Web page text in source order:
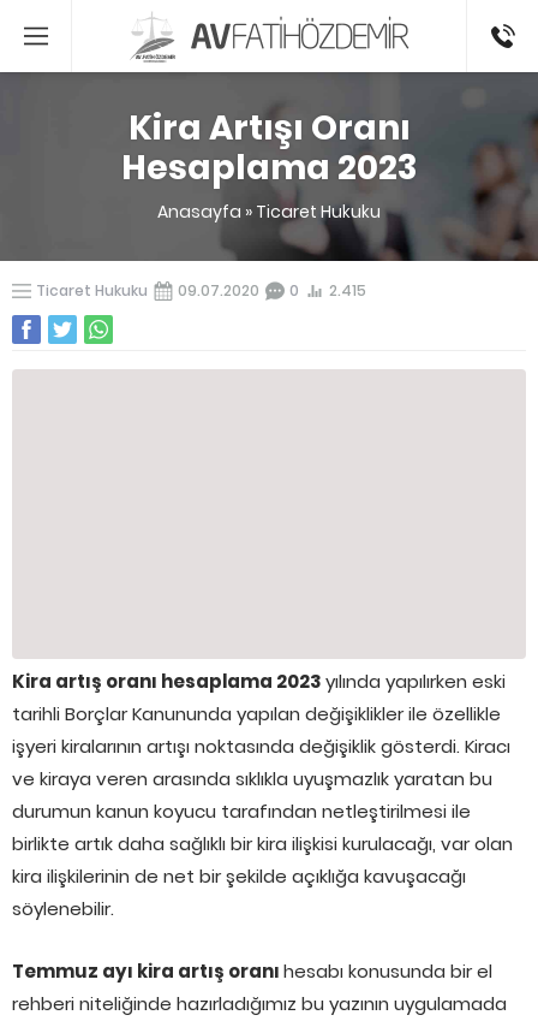
Kira Artışı Oranı
Hesaplama 2023
Anasayfa » Ticaret Hukuku
Ticaret Hukuku 09.07.2020 0 2.415
Kira artış oranı hesaplama 2023yılında yapılırken eski
tarihli Borçlar Kanununda yapılan değişiklikler ile özellikle
işyeri kiralarının artışı noktasında değişiklik gösterdi. Kiracı
ve kiraya veren arasında sıklıkla uyuşmazlık yaratan bu
durumun kanun koyucu tarafından netleştirilmesi ile
birlikte artık daha sağlıklı bir kira ilişkisi kurulacağı, var olan
kira ilişkilerinin de net bir şekilde açıklığa kavuşacağı
söylenebilir.
Temmuz ayı kira artış oranıhesabı konusunda bir el
rehberi niteliğinde hazırladığımız bu yazının uygulamada